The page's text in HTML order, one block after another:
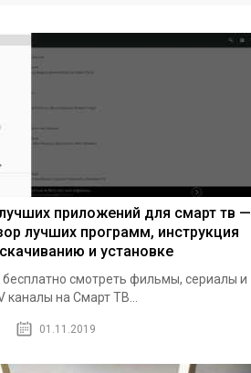
приложений для смарт тв —
лучших программ, инструкция
и установке
бесплатно смотреть фильмы, сериалы и
каналы на Смарт ТВ...
01.11.2019